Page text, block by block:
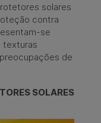
solares
contra
se
texturas
de
SOLARES